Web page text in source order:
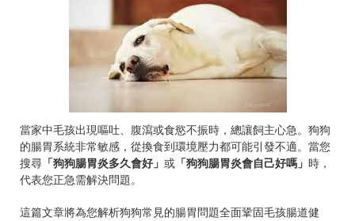
當家中毛孩出現嘔吐、腹瀉或食慾不振時，總讓飼主心急。狗狗
的腸胃系統非常敏感，從換食到環境壓力都可能引發不適。當您
搜尋 「狗狗腸胃炎多久會好」 或 「狗狗腸胃炎會自己好嗎」 時，
代表您正急需解決問題。
這篇文章將為您解析狗狗常見的腸胃問題全面鞏固毛孩腸道健